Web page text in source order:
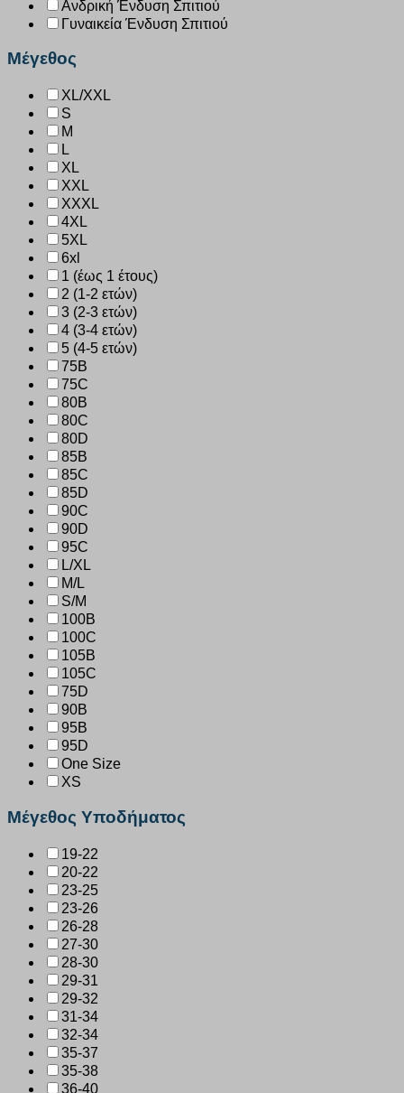
Ανδρική Ένδυση Σπιτιού
Γυναικεία Ένδυση Σπιτιού
Μέγεθος
XL/XXL
S
M
L
XL
XXL
XXXL
4XL
5XL
6xl
1 (έως 1 έτους)
2 (1-2 ετών)
3 (2-3 ετών)
4 (3-4 ετών)
5 (4-5 ετών)
75B
75C
80B
80C
80D
85B
85C
85D
90C
90D
95C
L/XL
M/L
S/M
100B
100C
105B
105C
75D
90B
95B
95D
One Size
XS
Μέγεθος Υποδήματος
19-22
20-22
23-25
23-26
26-28
27-30
28-30
29-31
29-32
31-34
32-34
35-37
35-38
36-40